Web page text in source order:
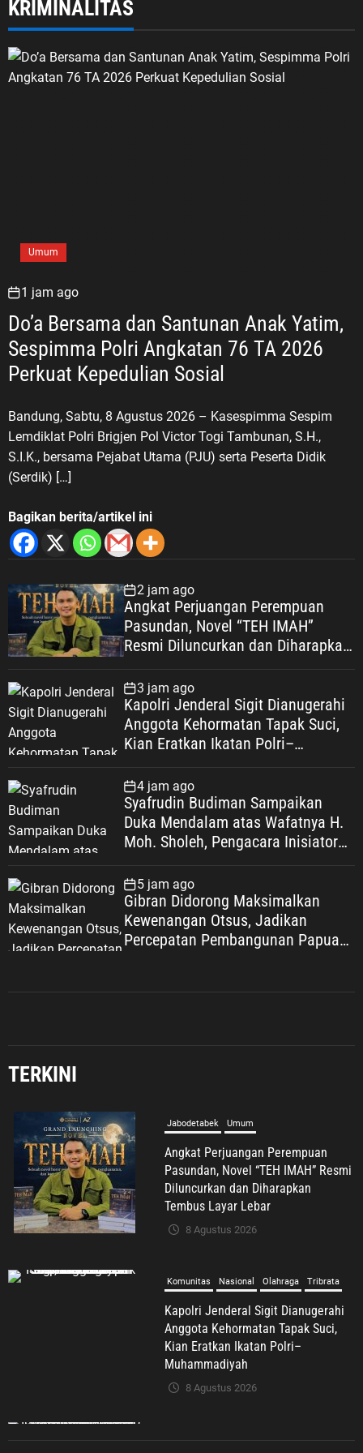
KRIMINALITAS
Umum
1 jam ago
Do’a Bersama dan Santunan Anak Yatim,
Sespimma Polri Angkatan 76 TA 2026
Perkuat Kepedulian Sosial
Bandung, Sabtu, 8 Agustus 2026 – Kasespimma Sespim
Lemdiklat Polri Brigjen Pol Victor Togi Tambunan, S.H.,
S.I.K., bersama Pejabat Utama (PJU) serta Peserta Didik
(Serdik) […]
Bagikan berita/artikel ini
2 jam ago
Angkat Perjuangan Perempuan
Pasundan, Novel “TEH IMAH”
Resmi Diluncurkan dan Diharapkan
3 jam ago
Kapolri Jenderal Sigit Dianugerahi
Anggota Kehormatan Tapak Suci,
Kian Eratkan Ikatan Polri–
4 jam ago
Syafrudin Budiman Sampaikan
Duka Mendalam atas Wafatnya H.
Moh. Sholeh, Pengacara Inisiator
5 jam ago
Gibran Didorong Maksimalkan
Kewenangan Otsus, Jadikan
Percepatan Pembangunan Papua
TERKINI
Komunitas Nasional Olahraga Tribrata
Kapolri Jenderal Sigit Dianugerahi
Anggota Kehormatan Tapak Suci,
Kian Eratkan Ikatan Polri–
Umum
Syafrudin Budiman Sampaikan Duka
Mendalam atas Wafatnya H. Moh.
Sholeh, Pengacara Inisiator “No
Viral No Justice”